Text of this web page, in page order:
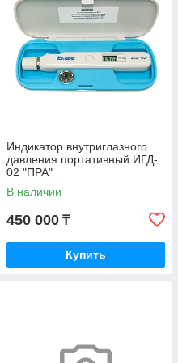
Индикатор внутриглазного
давления портативный ИГД-
02 "ПРА"
В наличии
450 000 ₸
Купить